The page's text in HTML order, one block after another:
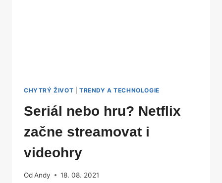
CHYTRÝ ŽIVOT TRENDY A TECHNOLOGIE
Seriál nebo hru? Netflix
začne streamovat i
videohry
Od Andy 18. 08. 2021